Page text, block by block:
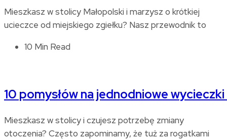
Mieszkasz w stolicy Małopolski i marzysz o krótkiej
ucieczce od miejskiego zgiełku? Nasz przewodnik to
10 Min Read
10 pomysłów na jednodniowe
Mieszkasz w stolicy i czujesz potrzebę zmiany
otoczenia? Często zapominamy, że tuż za rogatkami